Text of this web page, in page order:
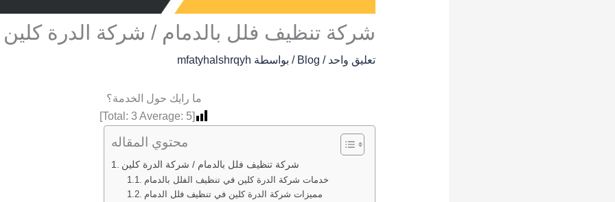
شركة تنظيف فلل بالدمام / شركة الدرة كلين
تعليق واحد /
Blog / بواسطة mfatyhalshrqyh
ما رايك حول الخدمة؟
[Total:
3 Average: 5
]
محتوي المقاله
شركة تنظيف فلل بالدمام / شركة الدرة كلين
خدمات شركة الدرة كلين في تنظيف الفلل بالدمام
مميزات شركة الدرة كلين في تنظيف فلل الدمام